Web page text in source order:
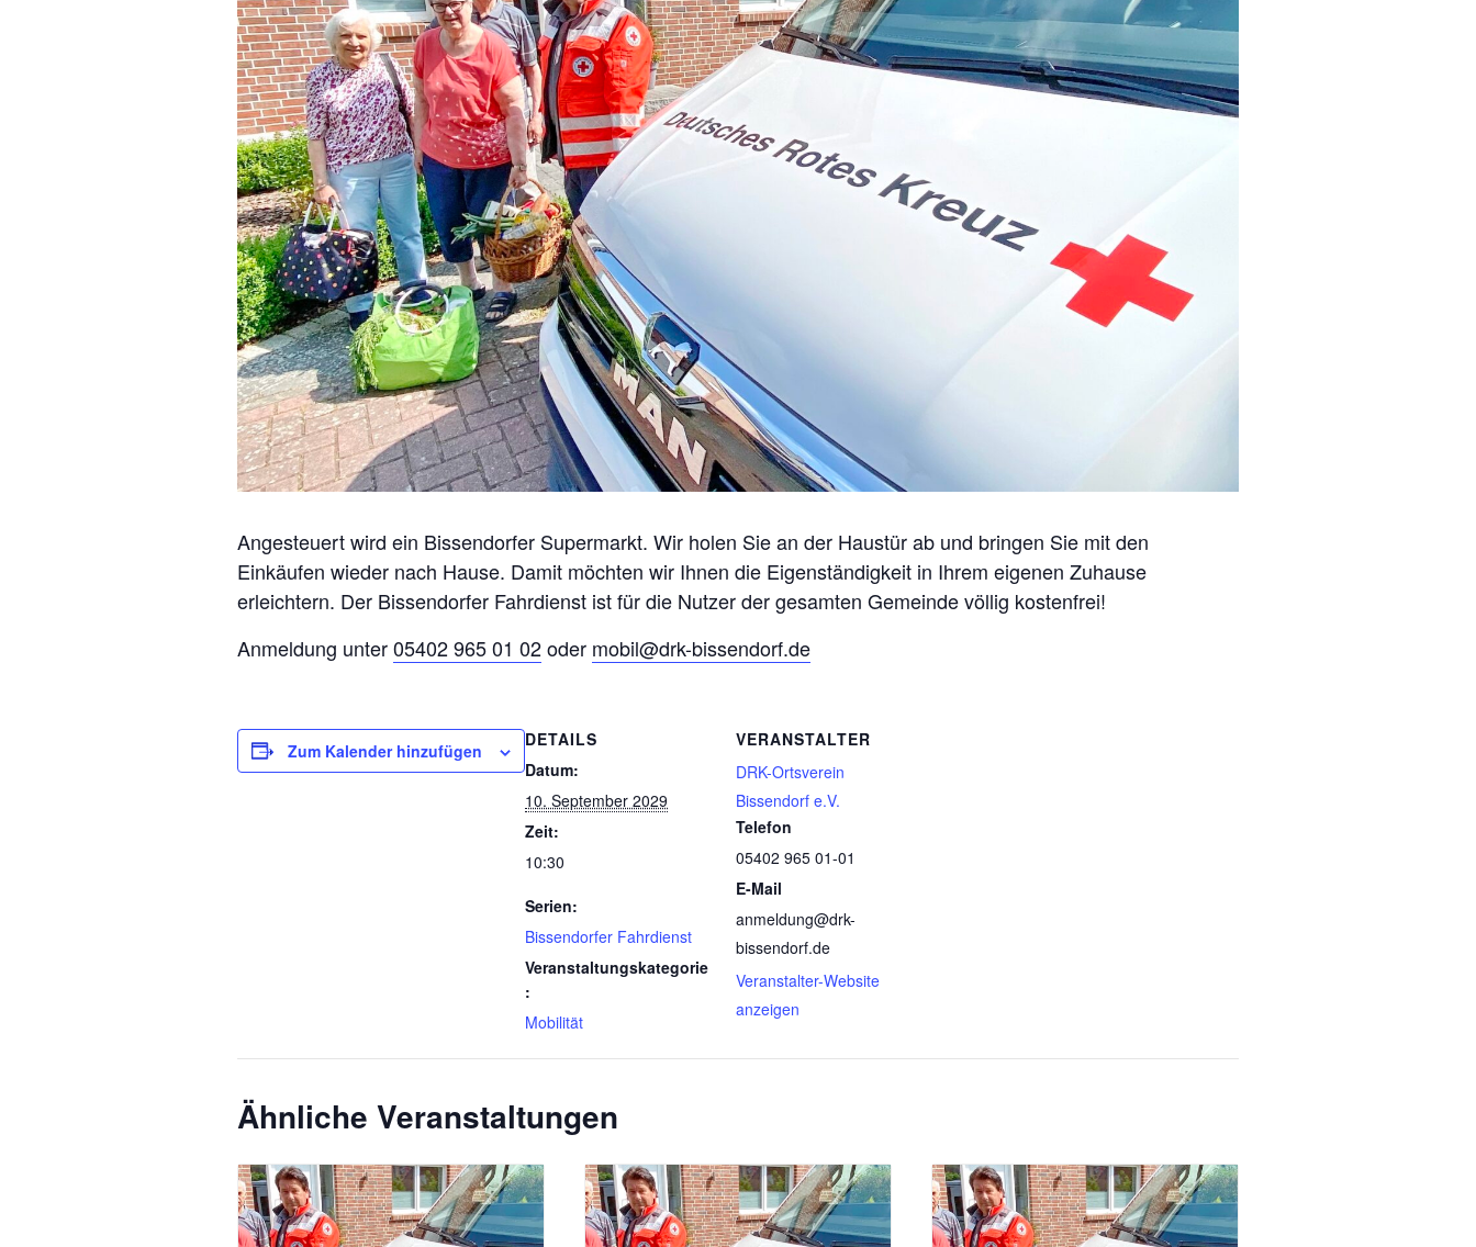
Angesteuert wird ein Bissendorfer Supermarkt. Wir holen Sie an der Haustür ab und bringen Sie mit den
Einkäufen wieder nach Hause. Damit möchten wir Ihnen die Eigenständigkeit in Ihrem eigenen Zuhause
erleichtern. Der Bissendorfer Fahrdienst ist für die Nutzer der gesamten Gemeinde völlig kostenfrei!
Anmeldung unter05402 965 01 02oder mobil@drk-bissendorf.de
Zum Kalender hinzufügen
DETAILS
Datum:
10. September 2029
Zeit:
10:30
Serien:
Bissendorfer Fahrdienst
Veranstaltungskategorie
:
Mobilität
VERANSTALTER
DRK-Ortsverein
Bissendorf e.V.
Telefon
05402 965 01-01
E-Mail
anmeldung@drk-
bissendorf.de
Veranstalter-Website
anzeigen
Ähnliche Veranstaltungen